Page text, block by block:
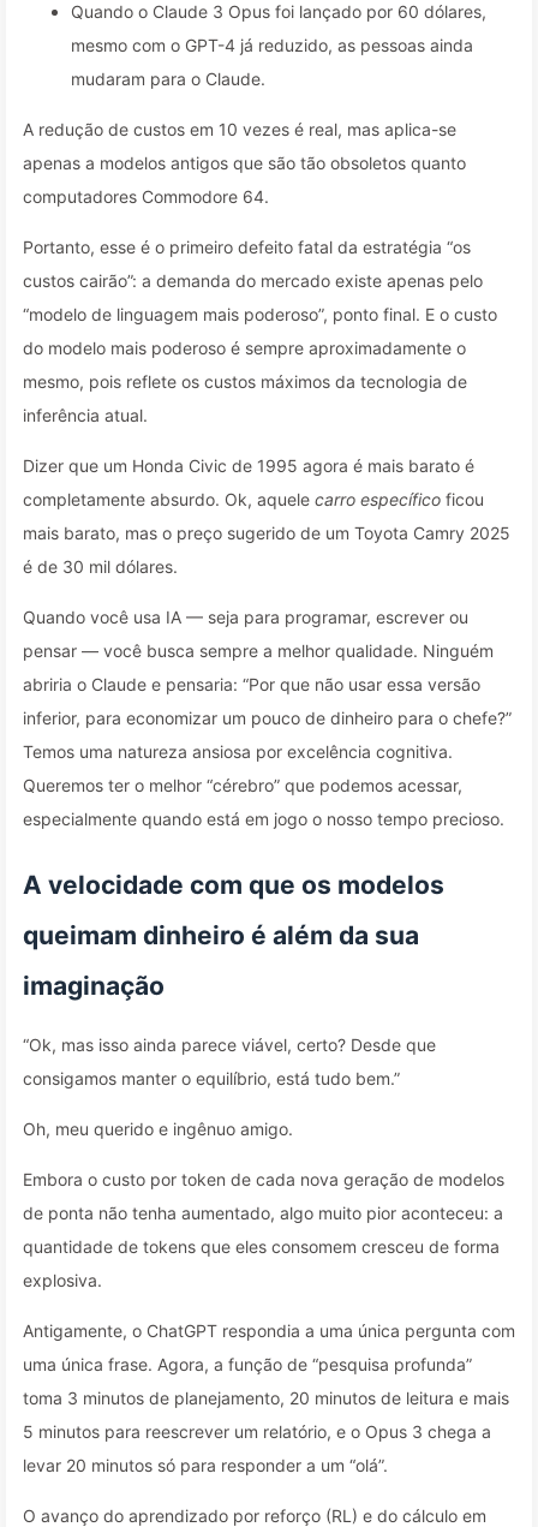
Quando o Claude 3 Opus foi lançado por 60 dólares,
mesmo com o GPT-4 já reduzido, as pessoas ainda
mudaram para o Claude.
A redução de custos em 10 vezes é real, mas aplica-se
apenas a modelos antigos que são tão obsoletos quanto
computadores Commodore 64.
Portanto, esse é o primeiro defeito fatal da estratégia “os
custos cairão”: a demanda do mercado existe apenas pelo
“modelo de linguagem mais poderoso”, ponto final. E o custo
do modelo mais poderoso é sempre aproximadamente o
mesmo, pois reflete os custos máximos da tecnologia de
inferência atual.
Dizer que um Honda Civic de 1995 agora é mais barato é
completamente absurdo. Ok, aquele carro específico ficou
mais barato, mas o preço sugerido de um Toyota Camry 2025
é de 30 mil dólares.
Quando você usa IA — seja para programar, escrever ou
pensar — você busca sempre a melhor qualidade. Ninguém
abriria o Claude e pensaria: “Por que não usar essa versão
inferior, para economizar um pouco de dinheiro para o chefe?”
Temos uma natureza ansiosa por excelência cognitiva.
Queremos ter o melhor “cérebro” que podemos acessar,
especialmente quando está em jogo o nosso tempo precioso.
A velocidade com que os modelos
queimam dinheiro é além da sua
imaginação
“Ok, mas isso ainda parece viável, certo? Desde que
consigamos manter o equilíbrio, está tudo bem.”
Oh, meu querido e ingênuo amigo.
Embora o custo por token de cada nova geração de modelos
de ponta não tenha aumentado, algo muito pior aconteceu: a
quantidade de tokens que eles consomem cresceu de forma
explosiva.
Antigamente, o ChatGPT respondia a uma única pergunta com
uma única frase. Agora, a função de “pesquisa profunda”
toma 3 minutos de planejamento, 20 minutos de leitura e mais
5 minutos para reescrever um relatório, e o Opus 3 chega a
levar 20 minutos só para responder a um “olá”.
O avanço do aprendizado por reforço (RL) e do cálculo em